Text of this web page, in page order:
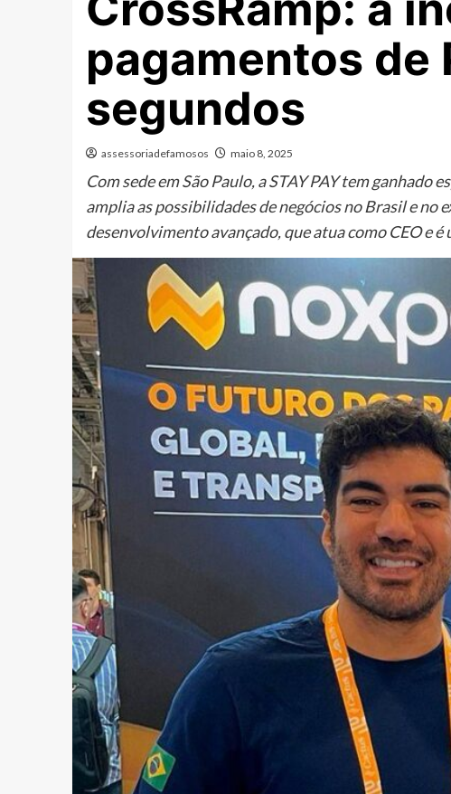
pagamentos de
segundos
assessoriadefamosos maio 8, 2025
Com sede em São Paulo, a STAY PAY tem
amplia as possibilidades de negócios no Brasil e
desenvolvimento avançado, que atua como CEO e é